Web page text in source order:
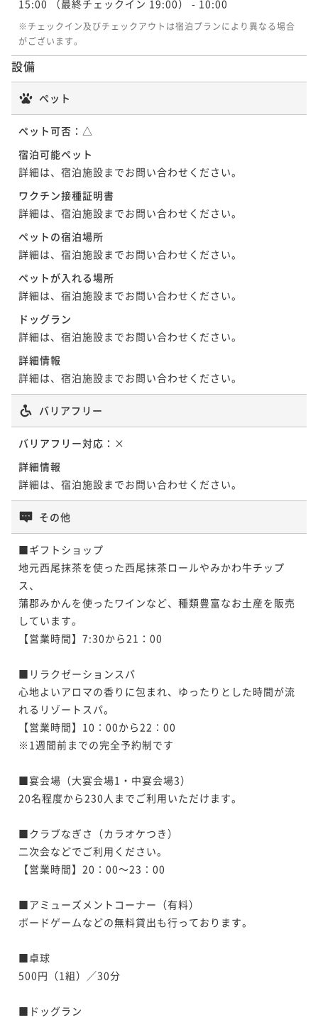
15:00 （最終チェックイン 19:00） - 10:00
※チェックイン及びチェックアウトは宿泊プランにより異なる場合
がございます。
設備
ペット
ペット可否： △
宿泊可能ペット
詳細は、宿泊施設までお問い合わせください。
ワクチン接種証明書
詳細は、宿泊施設までお問い合わせください。
ペットの宿泊場所
詳細は、宿泊施設までお問い合わせください。
ペットが入れる場所
詳細は、宿泊施設までお問い合わせください。
ドッグラン
詳細は、宿泊施設までお問い合わせください。
詳細情報
詳細は、宿泊施設までお問い合わせください。
バリアフリー
バリアフリー対応： ×
詳細情報
詳細は、宿泊施設までお問い合わせください。
その他
■ギフトショップ
地元西尾抹茶を使った西尾抹茶ロールやみかわ牛チップ
ス、
蒲郡みかんを使ったワインなど、種類豊富なお土産を販売
しています。
【営業時間】7:30から21：00
■リラクゼーションスパ
心地よいアロマの香りに包まれ、ゆったりとした時間が流
れるリゾートスパ。
【営業時間】10：00から22：00
※1週間前までの完全予約制です
■宴会場（大宴会場1・中宴会場3）
20名程度から230人までご利用いただけます。
■クラブなぎさ（カラオケつき）
二次会などでご利用ください。
【営業時間】20：00～23：00
■アミューズメントコーナー（有料）
ボードゲームなどの無料貸出も行っております。
■卓球
500円（1組）／30分
■ドッグラン